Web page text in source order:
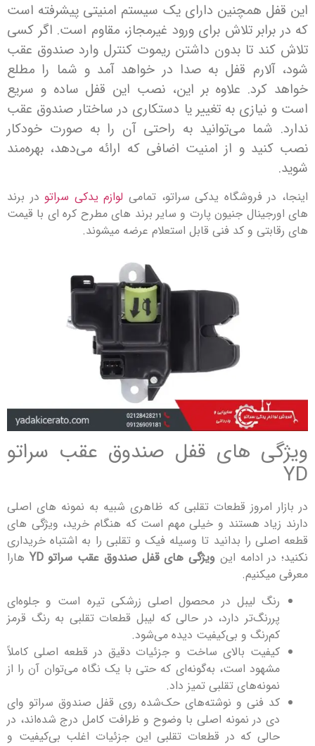
همچنین دارای یک سیستم امنیتی پیشرفته است
تلاش برای ورود غیرمجاز، مقاوم است. اگر کسی
تا بدون داشتن ریموت کنترل وارد صندوق عقب
قفل به صدا در خواهد آمد و شما را مطلع
علاوه بر این، نصب این قفل ساده و سریع
به تغییر یا دستکاری در ساختار صندوق عقب
شما می‌توانید به راحتی آن را به صورت خودکار
و از امنیت اضافی که ارائه می‌دهد، بهره‌مند
فروشگاه یدکی سراتو، تمامیلوازم یدکی سراتودر برند
جنیون پارت و سایر برند های مطرح کره ای با قیمت
و کد فنی قابل استعلام عرضه میشوند.
های قفل صندوق عقب سراتو
امروز قطعات تقلبی که ظاهری شبیه به نمونه های اصلی
هستند و خیلی مهم است که هنگام خرید، ویژگی های
را بدانید تا وسیله فیک و تقلبی را به اشتباه خریداری
ادامه اینویژگی های قفل صندوق عقب سراتو YD
هارا
لیبل در محصول اصلی زرشکی تیره است و جلوه‌ای
دارد، در حالی که لیبل قطعات تقلبی به رنگ قرمز
و بی‌کیفیت دیده می‌شود.
بالای ساخت و جزئیات دقیق در قطعه اصلی کاملاً
است، به‌گونه‌ای که حتی با یک نگاه می‌توان آن را از
تقلبی تمیز داد.
فنی و نوشته‌های حک‌شده روی قفل صندوق سراتو وای
در نمونه اصلی با وضوح و ظرافت کامل درج شده‌اند، در
که در قطعات تقلبی این جزئیات اغلب بی‌کیفیت و